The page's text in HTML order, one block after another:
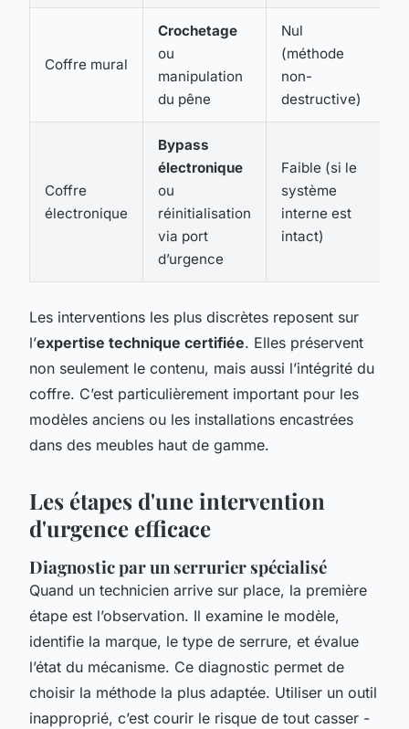
Coffre mural
Crochetage
ou
manipulation
du pêne
Nul
(méthode
non-
destructive)
Coffre
électronique
Bypass
électronique
ou
réinitialisation
via port
d’urgence
Faible (si le
système
interne est
intact)
Les interventions les plus discrètes reposent sur
l’expertise technique certifiée. Elles préservent
non seulement le contenu, mais aussi l’intégrité du
coffre. C’est particulièrement important pour les
modèles anciens ou les installations encastrées
dans des meubles haut de gamme.
Les étapes d'une intervention
d'urgence efficace
Diagnostic par un serrurier spécialisé
Quand un technicien arrive sur place, la première
étape est l’observation. Il examine le modèle,
identifie la marque, le type de serrure, et évalue
l’état du mécanisme. Ce diagnostic permet de
choisir la méthode la plus adaptée. Utiliser un outil
inapproprié, c’est courir le risque de tout casser -